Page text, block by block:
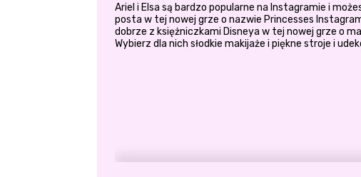
Ariel i Elsa są bardzo popularne na Instagramie i
posta w tej nowej grze o nazwie Princesses
dobrze z księżniczkami Disneya w tej nowej grze o
Wybierz dla nich słodkie makijaże i piękne stroje i